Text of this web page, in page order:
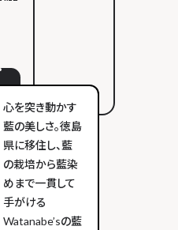
心を突き動かす
藍の美しさ。徳島
県に移住し、藍
の栽培から藍染
めまで一貫して
手がける
Watanabe’sの藍